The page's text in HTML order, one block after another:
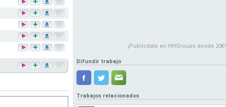
¡Publicítate en HHGroups desde 20€!
Difundir trabajo
Trabajos relacionados